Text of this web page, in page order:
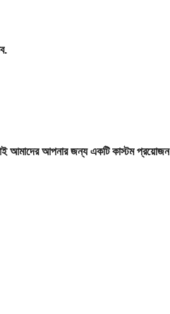
আমাদের আপনার জন্য একটি কাস্টম প্রয়োজন